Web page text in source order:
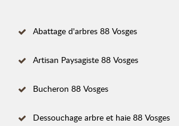
Abattage d'arbres 88 Vosges
Artisan Paysagiste 88 Vosges
Bucheron 88 Vosges
Dessouchage arbre et haie 88 Vosges